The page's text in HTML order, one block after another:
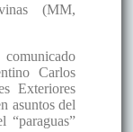
(MM,
Carlos
Exteriores
asuntos del
“paraguas”